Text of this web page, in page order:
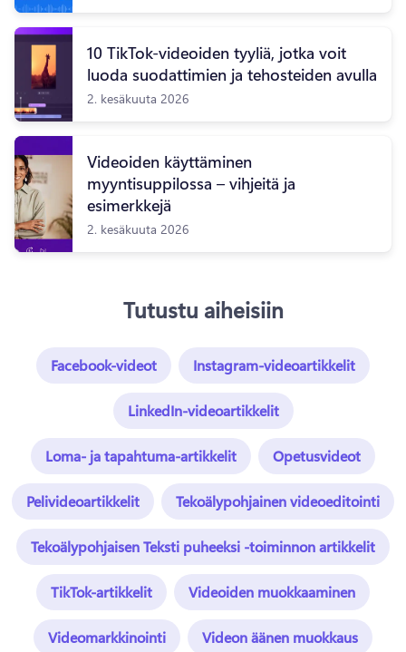
10 TikTok-videoiden tyyliä, jotka voit
luoda suodattimien ja tehosteiden avulla
2. kesäkuuta 2026
Videoiden käyttäminen
myyntisuppilossa – vihjeitä ja
esimerkkejä
2. kesäkuuta 2026
Tutustu aiheisiin
Facebook-videot Instagram-videoartikkelit
LinkedIn-videoartikkelit
Loma- ja tapahtuma-artikkelit Opetusvideot
Pelivideoartikkelit Tekoälypohjainen videoeditointi
Tekoälypohjaisen Teksti puheeksi -toiminnon artikkelit
TikTok-artikkelit Videoiden muokkaaminen
Videomarkkinointi Videon äänen muokkaus